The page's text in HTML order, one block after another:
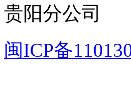
贵阳分公司
闽ICP备